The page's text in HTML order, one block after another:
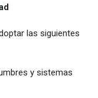
las siguientes
y sistemas